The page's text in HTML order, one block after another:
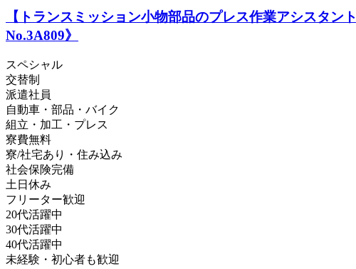
【トランスミッション小物部品のプレス作業アシスタ
No.3A809》
スペシャル
交替制
派遣社員
自動車・部品・バイク
組立・加工・プレス
寮費無料
寮/社宅あり・住み込み
社会保険完備
土日休み
フリーター歓迎
20代活躍中
30代活躍中
40代活躍中
未経験・初心者も歓迎